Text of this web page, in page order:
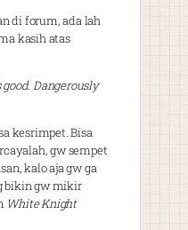
di forum, ada lah
kasih atas
Dangerously
kesrimpet. Bisa
gw sempet
kalo aja gw ga
bikin gw mikir
White Knight